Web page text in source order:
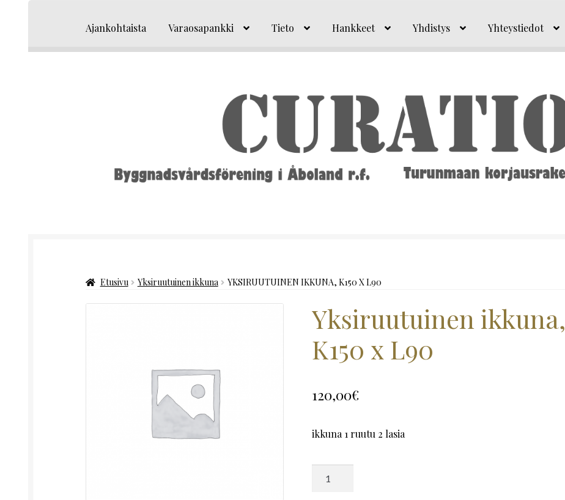
navigointiin
sisältöön
Ajankohtaista Varaosapankki Tieto Hankkeet Yhdistys Yhteystiedot
Etusivu Yksiruutuinen ikkuna YKSIRUUTUINEN IKKUNA, K150 X L90
Yksiruutuinen ikkuna,
K150 x L90
120,00€
ikkuna 1 ruutu 2 lasia